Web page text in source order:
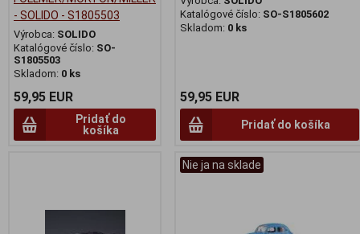
- SOLIDO - S1805503
Výrobca: SOLIDO
Katalógové číslo: SO-
S1805503
Skladom: 0 ks
59,95 EUR
Pridať do
košíka
Katalógové číslo: SO-S1805602
Skladom: 0 ks
59,95 EUR
Pridať do košíka
Nie ja na sklade